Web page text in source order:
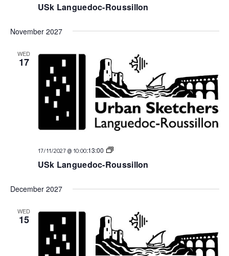
USk Languedoc-Roussillon
November 2027
WED
17
17/11/2027 @ 10:00:13:00
USk
USk Languedoc-Roussillon
December 2027
WED
15